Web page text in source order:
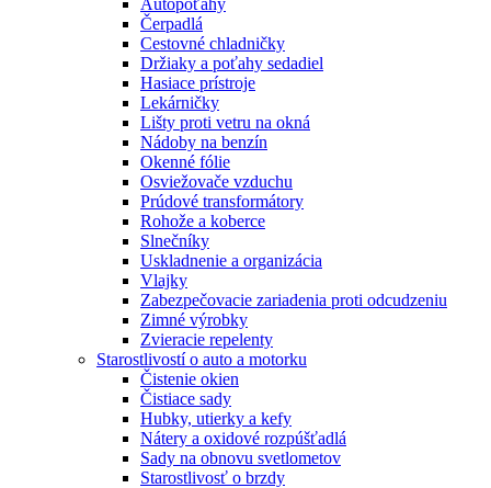
Čerpadlá
Cestovné chladničky
Držiaky a poťahy sedadiel
Hasiace prístroje
Lekárničky
Lišty proti vetru na okná
Nádoby na benzín
Okenné fólie
Osviežovače vzduchu
Prúdové transformátory
Rohože a koberce
Slnečníky
Uskladnenie a organizácia
Vlajky
Zabezpečovacie zariadenia proti odcudzeniu
Zimné výrobky
Zvieracie repelenty
Starostlivostí o auto a motorku
Čistenie okien
Čistiace sady
Hubky, utierky a kefy
Nátery a oxidové rozpúšťadlá
Sady na obnovu svetlometov
Starostlivosť o brzdy